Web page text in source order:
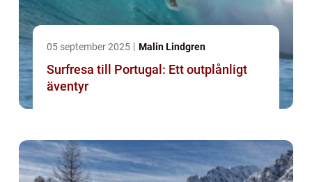
05 september 2025 Malin Lindgren
Surfresa till Portugal: Ett outplånligt
äventyr